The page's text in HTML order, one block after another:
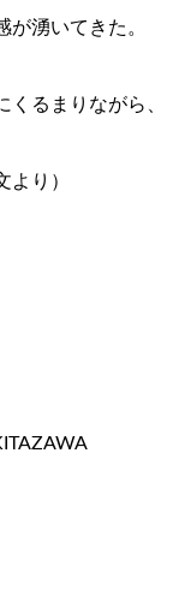
湧いてきた。
るまりながら、